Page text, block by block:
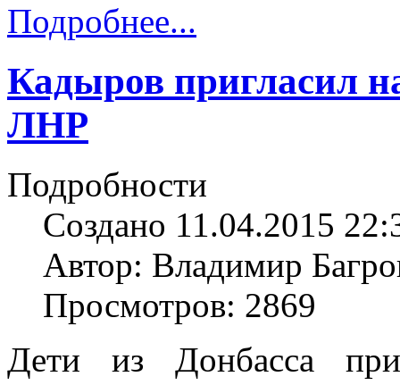
Подробнее...
Кадыров пригласил
ЛНР
Подробности
Создано 11.04.2015
Автор: Владимир
Просмотров: 2869
Дети из Донбасса